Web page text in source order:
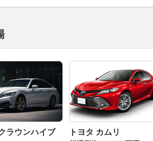
ラウンハイブ
トヨタ カムリ